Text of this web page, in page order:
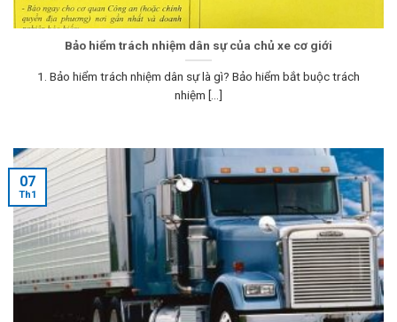
Bảo hiểm trách nhiệm dân sự của chủ xe cơ giới
1. Bảo hiểm trách nhiệm dân sự là gì? Bảo hiểm bắt buộc trách
nhiệm [...]
07
Th1